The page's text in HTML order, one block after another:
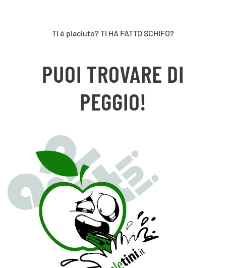
Ti è piaciuto? TI HA FATTO SCHIFO?
PUOI TROVARE DI
PEGGIO!